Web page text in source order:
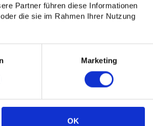
Partner führen diese Informationen
die sie im Rahmen Ihrer Nutzung
Marketing
OK